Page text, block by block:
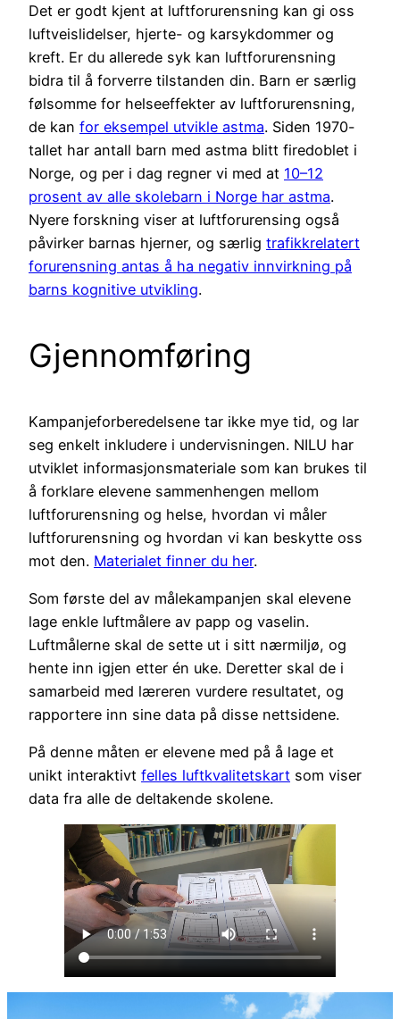
Det er godt kjent at luftforurensning kan gi oss
luftveislidelser, hjerte- og karsykdommer og
kreft. Er du allerede syk kan luftforurensning
bidra til å forverre tilstanden din. Barn er særlig
følsomme for helseeffekter av luftforurensning,
de kan for eksempel utvikle astma. Siden 1970-
tallet har antall barn med astma blitt firedoblet i
Norge, og per i dag regner vi med at 10–12
prosent av alle skolebarn i Norge har astma.
Nyere forskning viser at luftforurensing også
påvirker barnas hjerner, og særlig trafikkrelatert
forurensning antas å ha negativ innvirkning på
barns kognitive utvikling.
Gjennomføring
Kampanjeforberedelsene tar ikke mye tid, og lar
seg enkelt inkludere i undervisningen. NILU har
utviklet informasjonsmateriale som kan brukes til
å forklare elevene sammenhengen mellom
luftforurensning og helse, hvordan vi måler
luftforurensning og hvordan vi kan beskytte oss
mot den. Materialet finner du her.
Som første del av målekampanjen skal elevene
lage enkle luftmålere av papp og vaselin.
Luftmålerne skal de sette ut i sitt nærmiljø, og
hente inn igjen etter én uke. Deretter skal de i
samarbeid med læreren vurdere resultatet, og
rapportere inn sine data på disse nettsidene.
På denne måten er elevene med på å lage et
unikt interaktivt felles luftkvalitetskart som viser
data fra alle de deltakende skolene.